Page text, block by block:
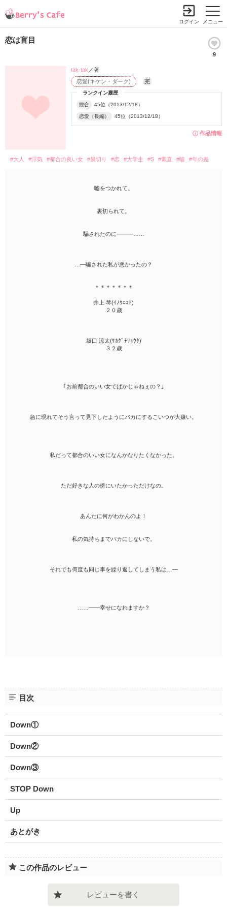
メニュー
ログイン
恋は盲目
9
作品情報
ランクイン履歴
総合 45位（2013/12/18）
恋愛（長編） 45位（2013/12/18）
恋愛(キケン・ダーク) 完
tak-tak ／著
#大人 #浮気 #都合の良い女 #裏切り #恋 #大学生 #S #素直 #嘘 #年の差
嘘をつかれて。
裏切られて。
騙されたのに―――……
…―騙された私が悪かったの？
＊＊＊＊＊＊＊
井上 琴(ｲﾉｳｴｺﾄ)
２０歳
坂口 涼太(ｻｶｸﾞﾁﾘｮｳﾀ)
３２歳
｢お前都合のいい女でばかじゃねぇの？｣
急に現れてそう言って見下したようにバカにするこいつが大嫌い。
私だって都合のいい女になんかなりたくなかった。
ただ好きな人の傍にいたかっただけなの。
あんたに何がわかんのよ！
私の気持ちまでバカにしないで。
それでも何度も同じ事を繰り返してしまう私は…―
……――幸せになれますか？
目次
Down①
Down②
Down③
STOP Down
Up
あとがき
この作品のレビュー
レビューを書く